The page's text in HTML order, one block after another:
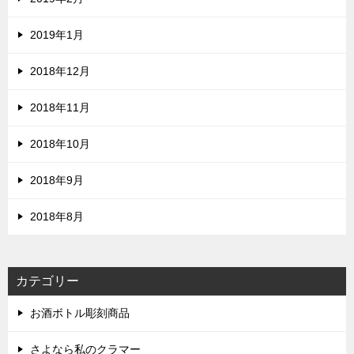
2019年1月
2018年12月
2018年11月
2018年10月
2018年9月
2018年8月
カテゴリー
お酒ボトル彫刻商品
さよなら私のクラマー